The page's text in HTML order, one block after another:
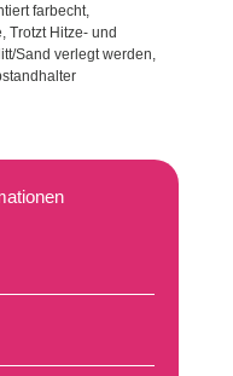
farbecht,
Trotzt Hitze- und
Sand verlegt werden,